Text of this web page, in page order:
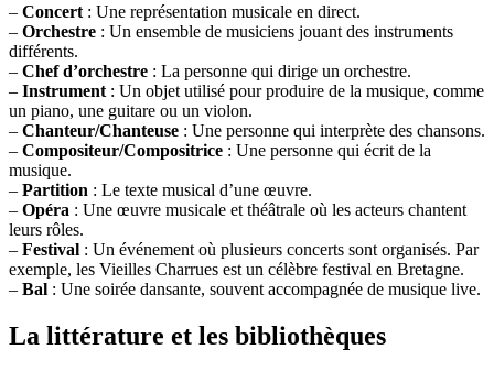
– Concert : Une représentation musicale en direct.
– Orchestre : Un ensemble de musiciens jouant des instruments
différents.
– Chef d’orchestre : La personne qui dirige un orchestre.
– Instrument : Un objet utilisé pour produire de la musique, comme
un piano, une guitare ou un violon.
– Chanteur/Chanteuse : Une personne qui interprète des chansons.
– Compositeur/Compositrice : Une personne qui écrit de la
musique.
– Partition : Le texte musical d’une œuvre.
– Opéra : Une œuvre musicale et théâtrale où les acteurs chantent
leurs rôles.
– Festival : Un événement où plusieurs concerts sont organisés. Par
exemple, les Vieilles Charrues est un célèbre festival en Bretagne.
– Bal : Une soirée dansante, souvent accompagnée de musique live.
La littérature et les bibliothèques